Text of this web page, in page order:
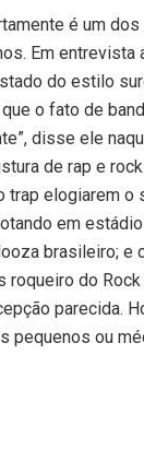
é um
Em
do estilo
o fato de
disse ele
de rap e
trap elogiarem o
em
brasileiro; e
do
parecida.
pequenos ou